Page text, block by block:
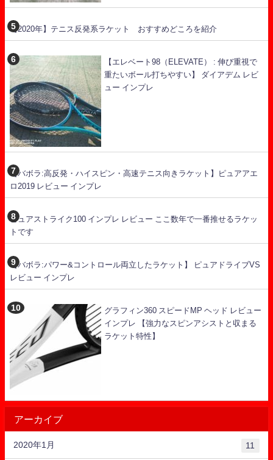
【2020年】テニス反発系ラケット おすすめどころを紹介
【エレベート98（ELEVATE） : 伸び重視で
重たいボール打ちやすい】 ダイアデム レビ
ュー インプレ
【バボラ:高反発・ハイスピン・高速テニス向きラケット】ピュアアエ
ロ2019 レビュー インプレ
ピュアストライク100 インプレ レビュー ここ数年で一番推せるラケッ
トです
【バボラ:パワー&コントロール両立したラケット】 ピュアドライブVS
レビュー インプレ
グラフィン360 スピードMP ヘッド レビュー
インプレ 【強力なスピンアシストと収まる
ラケット特性】
アーカイブ
2020年1月 11